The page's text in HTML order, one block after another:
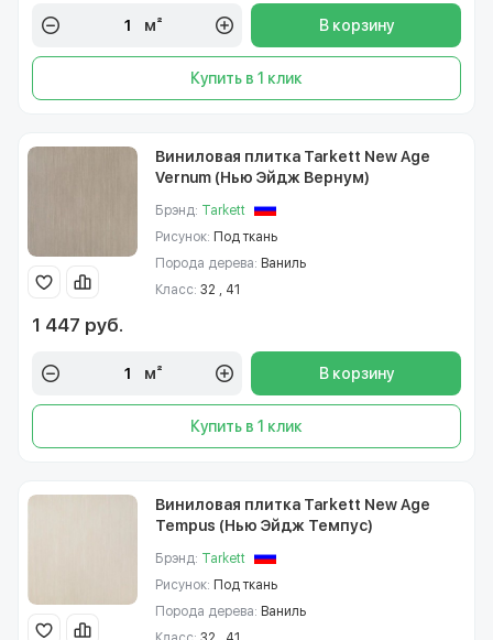
м² В корзину
Купить в 1 клик
Виниловая плитка Tarkett New Age
Vernum (Нью Эйдж Вернум)
Брэнд: Tarkett
Рисунок: Под ткань
Порода дерева: Ваниль
Класс: 32 , 41
1 447 руб.
м² В корзину
Купить в 1 клик
Виниловая плитка Tarkett New Age
Tempus (Нью Эйдж Темпус)
Брэнд: Tarkett
Рисунок: Под ткань
Порода дерева: Ваниль